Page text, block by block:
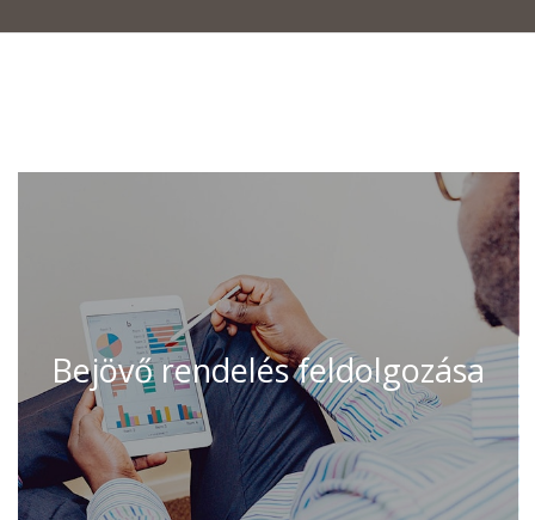
Bejövő rendelés feldolgozása